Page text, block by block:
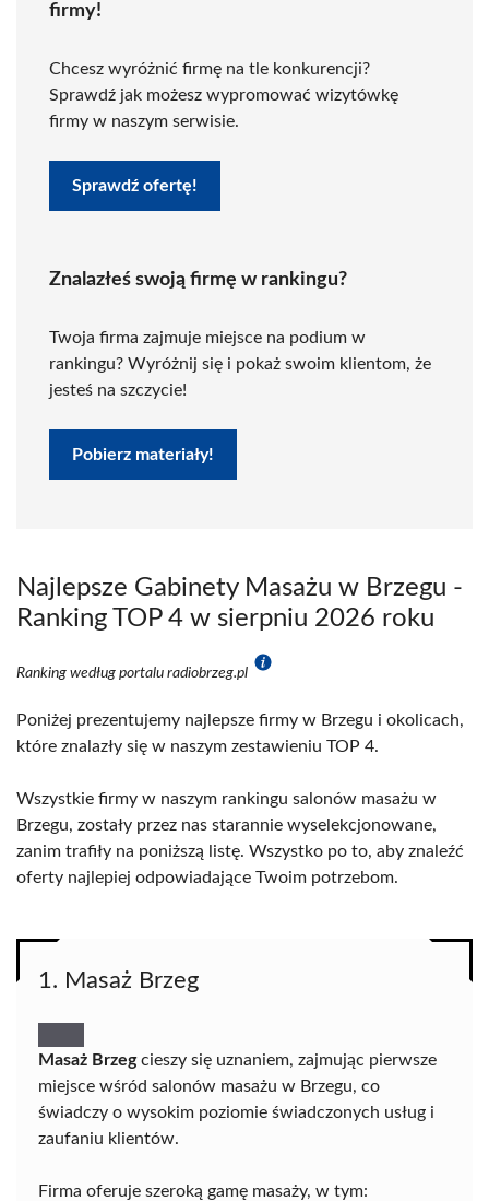
firmy!
Chcesz wyróżnić firmę na tle konkurencji?
Sprawdź jak możesz wypromować wizytówkę
firmy w naszym serwisie.
Sprawdź ofertę!
Znalazłeś swoją firmę w rankingu?
Twoja firma zajmuje miejsce na podium w
rankingu? Wyróżnij się i pokaż swoim klientom, że
jesteś na szczycie!
Pobierz materiały!
Najlepsze Gabinety Masażu w Brzegu -
Ranking TOP 4 w sierpniu 2026 roku
Ranking według portalu radiobrzeg.pl
Poniżej prezentujemy najlepsze firmy w Brzegu i okolicach,
które znalazły się w naszym zestawieniu TOP 4.
Wszystkie firmy w naszym rankingu salonów masażu w
Brzegu, zostały przez nas starannie wyselekcjonowane,
zanim trafiły na poniższą listę. Wszystko po to, aby znaleźć
oferty najlepiej odpowiadające Twoim potrzebom.
1. Masaż Brzeg
Masaż Brzegcieszy się uznaniem, zajmując pierwsze
miejsce wśród salonów masażu w Brzegu, co
świadczy o wysokim poziomie świadczonych usług i
zaufaniu klientów.
Firma oferuje szeroką gamę masaży, w tym: